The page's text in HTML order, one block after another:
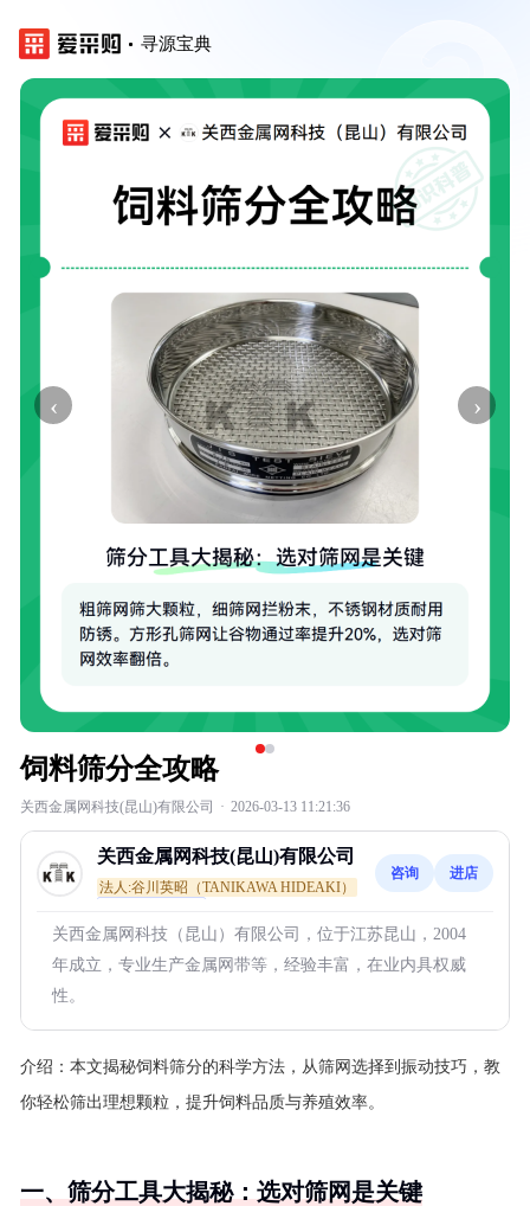
寻源宝典
‹ ›
饲料筛分全攻略
关西金属网科技(昆山)有限公司 · 2026-03-13 11:21:36
关西金属网科技(昆山)有限公司
法人:谷川英昭（TANIKAWA HIDEAKI）
咨询 进店
关西金属网科技（昆山）有限公司，位于江苏昆山，2004
年成立，专业生产金属网带等，经验丰富，在业内具权威
性。
介绍： 本文揭秘饲料筛分的科学方法，从筛网选择到振动技巧，教
你轻松筛出理想颗粒，提升饲料品质与养殖效率。
一、筛分工具大揭秘：选对筛网是关键